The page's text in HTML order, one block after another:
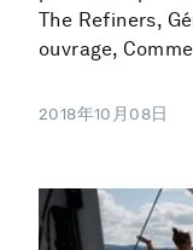
The Refiners,
ouvrage,
2018年10月08日